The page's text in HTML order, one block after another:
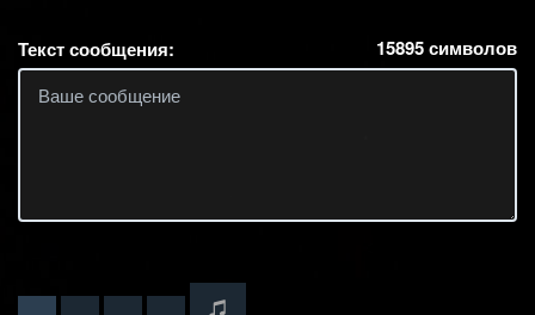
Текст сообщения: 15895символов